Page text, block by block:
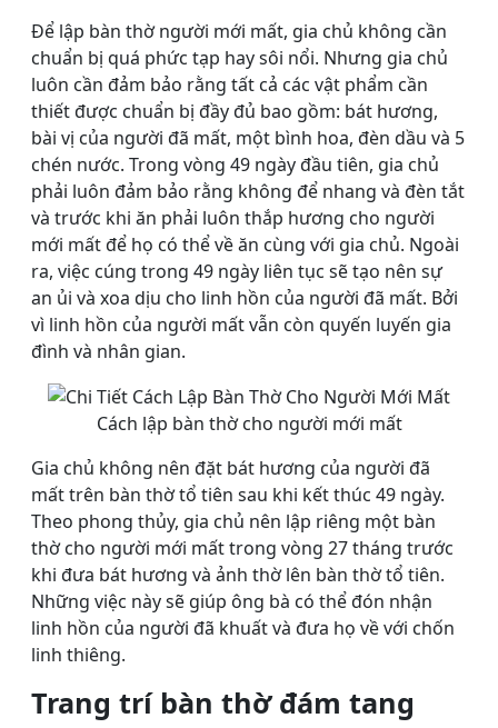
Để lập bàn thờ người mới mất, gia chủ không cần
chuẩn bị quá phức tạp hay sôi nổi. Nhưng gia chủ
luôn cần đảm bảo rằng tất cả các vật phẩm cần
thiết được chuẩn bị đầy đủ bao gồm: bát hương,
bài vị của người đã mất, một bình hoa, đèn dầu và 5
chén nước. Trong vòng 49 ngày đầu tiên, gia chủ
phải luôn đảm bảo rằng không để nhang và đèn tắt
và trước khi ăn phải luôn thắp hương cho người
mới mất để họ có thể về ăn cùng với gia chủ. Ngoài
ra, việc cúng trong 49 ngày liên tục sẽ tạo nên sự
an ủi và xoa dịu cho linh hồn của người đã mất. Bởi
vì linh hồn của người mất vẫn còn quyến luyến gia
đình và nhân gian.
Cách lập bàn thờ cho người mới mất
Gia chủ không nên đặt bát hương của người đã
mất trên bàn thờ tổ tiên sau khi kết thúc 49 ngày.
Theo phong thủy, gia chủ nên lập riêng một bàn
thờ cho người mới mất trong vòng 27 tháng trước
khi đưa bát hương và ảnh thờ lên bàn thờ tổ tiên.
Những việc này sẽ giúp ông bà có thể đón nhận
linh hồn của người đã khuất và đưa họ về với chốn
linh thiêng.
Trang trí bàn thờ đám tang